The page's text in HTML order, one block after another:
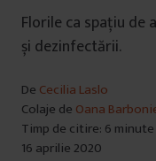
Florile ca spațiu de
și dezinfectării.
De Cecilia Laslo
Colaje de Oana
Timp de citire: 6 minute
16 aprilie 2020